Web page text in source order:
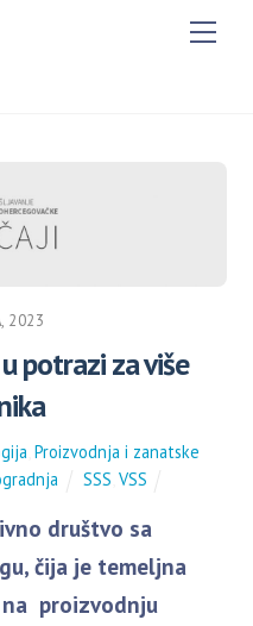
M
e
2023
potrazi za više
Proizvodnja i zanatske
SSS VSS
društvo sa
čija je temeljna
proizvodnju